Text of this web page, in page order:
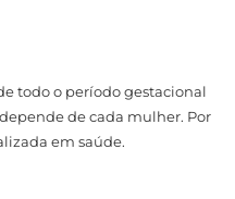
todo o período gestacional
de cada mulher. Por
em saúde.